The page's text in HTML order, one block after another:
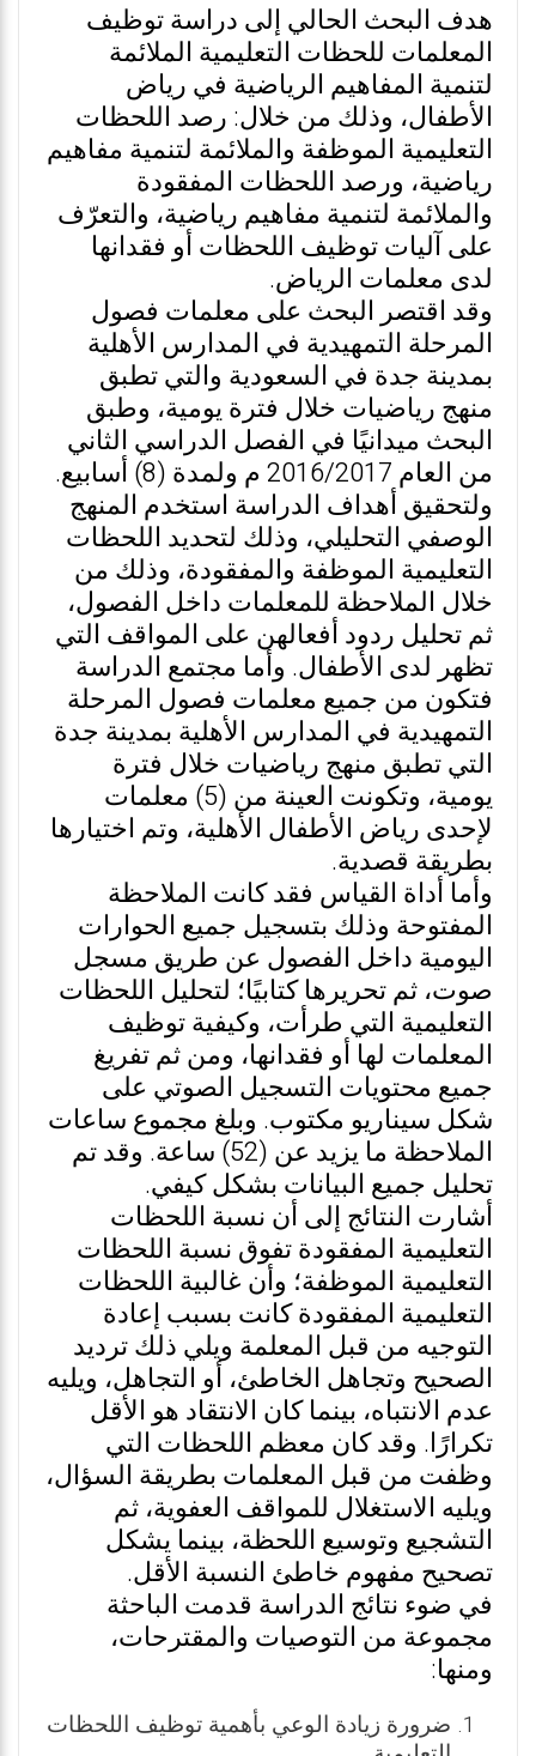
هدف البحث الحالي إلى دراسة توظيف
المعلمات للحظات التعليمية الملائمة
لتنمية المفاهيم الرياضية في رياض
الأطفال، وذلك من خلال: رصد اللحظات
التعليمية الموظفة والملائمة لتنمية مفاهيم
رياضية، ورصد اللحظات المفقودة
والملائمة لتنمية مفاهيم رياضية، والتعرّف
على آليات توظيف اللحظات أو فقدانها
لدى معلمات الرياض.
وقد اقتصر البحث على معلمات فصول
المرحلة التمهيدية في المدارس الأهلية
بمدينة جدة في السعودية والتي تطبق
منهج رياضيات خلال فترة يومية، وطبق
البحث ميدانيًا في الفصل الدراسي الثاني
من العام 2016/2017 م ولمدة (8) أسابيع.
ولتحقيق أهداف الدراسة استخدم المنهج
الوصفي التحليلي، وذلك لتحديد اللحظات
التعليمية الموظفة والمفقودة، وذلك من
خلال الملاحظة للمعلمات داخل الفصول،
ثم تحليل ردود أفعالهن على المواقف التي
تظهر لدى الأطفال. وأما مجتمع الدراسة
فتكون من جميع معلمات فصول المرحلة
التمهيدية في المدارس الأهلية بمدينة جدة
التي تطبق منهج رياضيات خلال فترة
يومية، وتكونت العينة من (5) معلمات
لإحدى رياض الأطفال الأهلية، وتم اختيارها
بطريقة قصدية.
وأما أداة القياس فقد كانت الملاحظة
المفتوحة وذلك بتسجيل جميع الحوارات
اليومية داخل الفصول عن طريق مسجل
صوت، ثم تحريرها كتابيًا؛ لتحليل اللحظات
التعليمية التي طرأت، وكيفية توظيف
المعلمات لها أو فقدانها، ومن ثم تفريغ
جميع محتويات التسجيل الصوتي على
شكل سيناريو مكتوب. وبلغ مجموع ساعات
الملاحظة ما يزيد عن (52) ساعة. وقد تم
تحليل جميع البيانات بشكل كيفي.
أشارت النتائج إلى أن نسبة اللحظات
التعليمية المفقودة تفوق نسبة اللحظات
التعليمية الموظفة؛ وأن غالبية اللحظات
التعليمية المفقودة كانت بسبب إعادة
التوجيه من قبل المعلمة ويلي ذلك ترديد
الصحيح وتجاهل الخاطئ، أو التجاهل، ويليه
عدم الانتباه، بينما كان الانتقاد هو الأقل
تكرارًا. وقد كان معظم اللحظات التي
وظفت من قبل المعلمات بطريقة السؤال،
ويليه الاستغلال للمواقف العفوية، ثم
التشجيع وتوسيع اللحظة، بينما يشكل
تصحيح مفهوم خاطئ النسبة الأقل.
في ضوء نتائج الدراسة قدمت الباحثة
مجموعة من التوصيات والمقترحات،
ومنها:
ضرورة زيادة الوعي بأهمية توظيف اللحظات